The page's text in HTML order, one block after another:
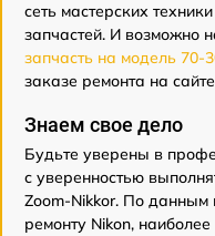
сеть мастерских
запчастей. И возможно
запчасть на модель 70-
заказе ремонта на
Знаем свое дело
Будьте уверены в
с уверенностью
Zoom-Nikkor. По данным
ремонту Nikon,